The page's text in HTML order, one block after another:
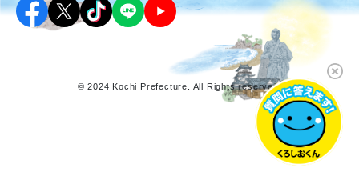
© 2024 Kochi Prefecture. All Rights reserved.